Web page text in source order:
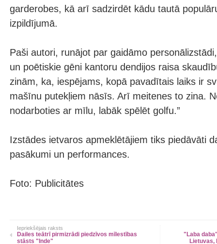
garderobes, kā arī sadzirdēt kādu tautā
izpildījumā.
Paši autori, runājot par gaidāmo
un poētiskie gēni kantoru dendijos raisa
zinām, ka, iespējams, kopā pavadītais laiks ir
mašīnu putekļiem nāsīs. Arī meitenes to zina.
nodarboties ar mīlu, labāk spēlēt golfu.”
Izstādes ietvaros apmeklētājiem tiks piedāvāti
pasākumi un performances.
Foto: Publicitātes
Iepriekšējais raksts
Dailes teātrī pirmizrādi piedzīvos mīlestības
stāsts "Inde"
"Laba
Lietuvas,